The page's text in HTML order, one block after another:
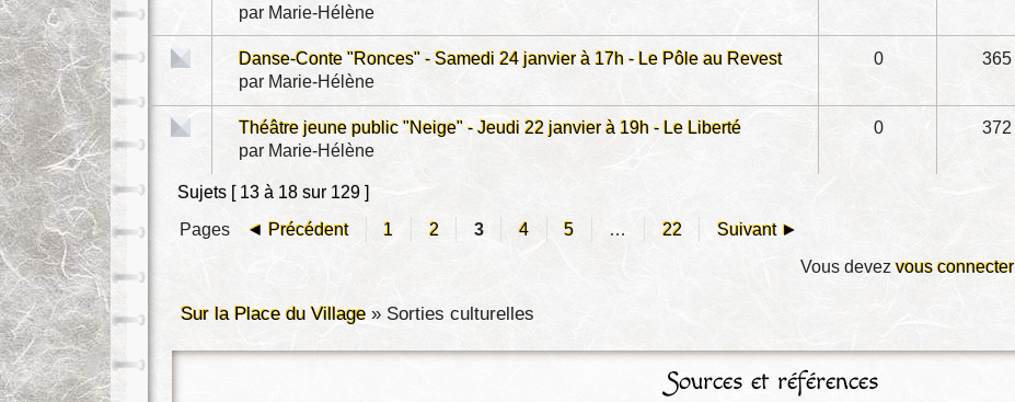
par Marie-Hélène
Danse-Conte "Ronces" - Samedi 24 janvier à 17h - Le Pôle au Revest
par Marie-Hélène
0 365
Théâtre jeune public "Neige" - Jeudi 22 janvier à 19h - Le Liberté
par Marie-Hélène
0 372
Sujets [ 13 à 18 sur 129 ]
Pages
◄ Précédent 1 2 3 4 5 … 22
Suivant ►
Vous devezvous connecter
Sur la Place du Village » Sorties culturelles
Sources et références